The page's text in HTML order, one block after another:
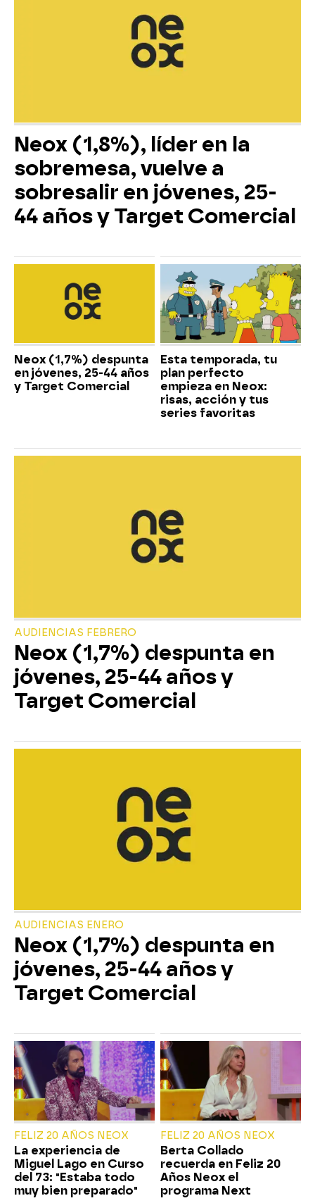
Neox (1,8%), líder en la
sobremesa, vuelve a
sobresalir en jóvenes, 25-
44 años y Target Comercial
Neox (1,7%) despunta
en jóvenes, 25-44 años
y Target Comercial
Esta temporada, tu
plan perfecto
empieza en Neox:
risas, acción y tus
series favoritas
AUDIENCIAS FEBRERO
Neox (1,7%) despunta en
jóvenes, 25-44 años y
Target Comercial
AUDIENCIAS ENERO
Neox (1,7%) despunta en
jóvenes, 25-44 años y
Target Comercial
FELIZ 20 AÑOS NEOX
La experiencia de
Miguel Lago en Curso
del 73: "Estaba todo
muy bien preparado"
FELIZ 20 AÑOS NEOX
Berta Collado
recuerda en Feliz 20
Años Neox el
programa Next